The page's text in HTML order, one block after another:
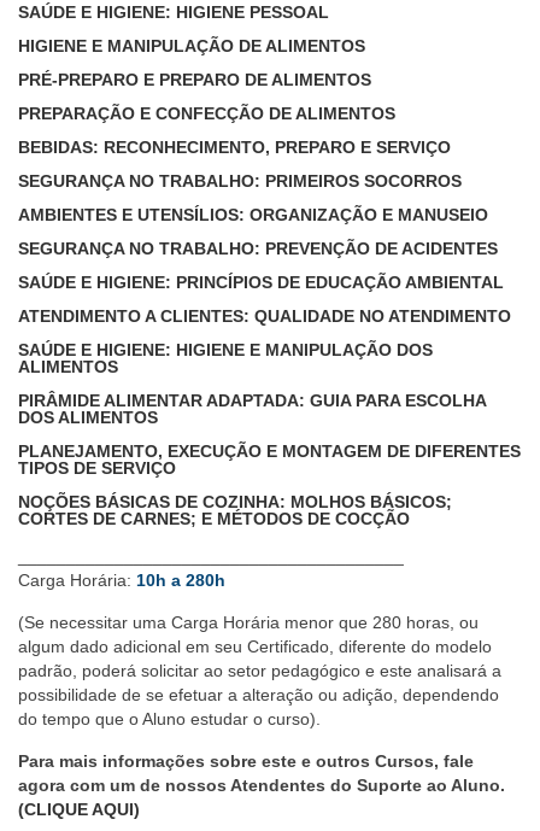
SAÚDE E HIGIENE: HIGIENE PESSOAL
HIGIENE E MANIPULAÇÃO DE ALIMENTOS
PRÉ-PREPARO E PREPARO DE ALIMENTOS
PREPARAÇÃO E CONFECÇÃO DE ALIMENTOS
BEBIDAS: RECONHECIMENTO, PREPARO E SERVIÇO
SEGURANÇA NO TRABALHO: PRIMEIROS SOCORROS
AMBIENTES E UTENSÍLIOS: ORGANIZAÇÃO E MANUSEIO
SEGURANÇA NO TRABALHO: PREVENÇÃO DE ACIDENTES
SAÚDE E HIGIENE: PRINCÍPIOS DE EDUCAÇÃO AMBIENTAL
ATENDIMENTO A CLIENTES: QUALIDADE NO ATENDIMENTO
SAÚDE E HIGIENE: HIGIENE E MANIPULAÇÃO DOS
ALIMENTOS
PIRÂMIDE ALIMENTAR ADAPTADA: GUIA PARA ESCOLHA
DOS ALIMENTOS
PLANEJAMENTO, EXECUÇÃO E MONTAGEM DE DIFERENTES
TIPOS DE SERVIÇO
NOÇÕES BÁSICAS DE COZINHA: MOLHOS BÁSICOS;
CORTES DE CARNES; E MÉTODOS DE COCÇÃO
Carga Horária: 10h a 280h
(Se necessitar uma Carga Horária menor que 280 horas, ou
algum dado adicional em seu Certificado, diferente do modelo
padrão, poderá solicitar ao setor pedagógico e este analisará a
possibilidade de se efetuar a alteração ou adição, dependendo
do tempo que o Aluno estudar o curso).
Para mais informações sobre este e outros Cursos, fale
agora com um de nossos Atendentes do Suporte ao Aluno.
(CLIQUE AQUI)